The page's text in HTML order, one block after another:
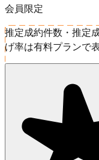
会員限定
推定成約件数・推定
げ率は有料プランで